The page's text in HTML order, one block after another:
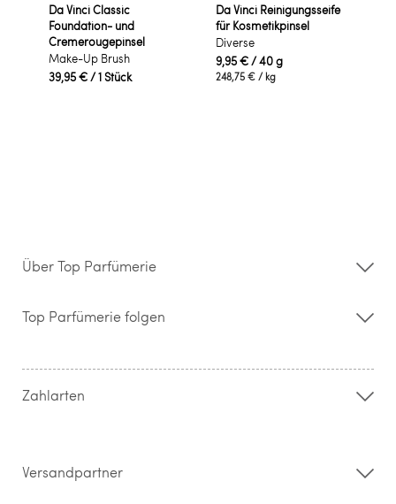
Da Vinci Classic
Foundation- und
Cremerougepinsel
Make-Up Brush
39,95 €/ 1 Stück
Da Vinci Reinigungsseife
für Kosmetikpinsel
Diverse
9,95 €/ 40 g
248,75 € / kg
Über Top Parfümerie
Storefinder
Kontakt
Widerrufsrecht & Rückgabebedingungen
Top Parfümerie folgen
Zahlarten
Versandpartner